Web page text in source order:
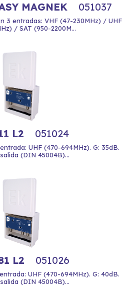
MAGNEK 051037
3 entradas: VHF (47-230MHz) / UHF
/ SAT (950-2200M...
L2 051024
UHF (470-694MHz). G: 35dB.
(DIN 45004B)...
L2 051026
UHF (470-694MHz). G: 40dB.
(DIN 45004B)...